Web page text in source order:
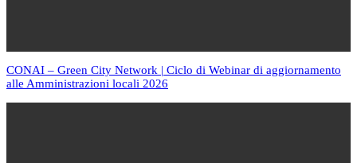
CONAI – Green City Network | Ciclo di Webinar di aggiornamento
alle Amministrazioni locali 2026